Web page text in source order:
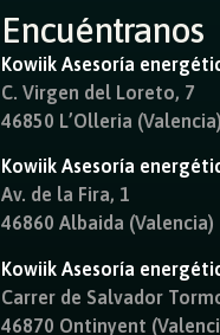
Encuéntranos
Kowiik Asesoría
C. Virgen del Loreto, 7
46850 L’Olleria (Valencia)
Kowiik Asesoría
Av. de la Fira, 1
46860 Albaida (Valencia)
Kowiik Asesoría
Carrer de Salvador
46870 Ontinyent